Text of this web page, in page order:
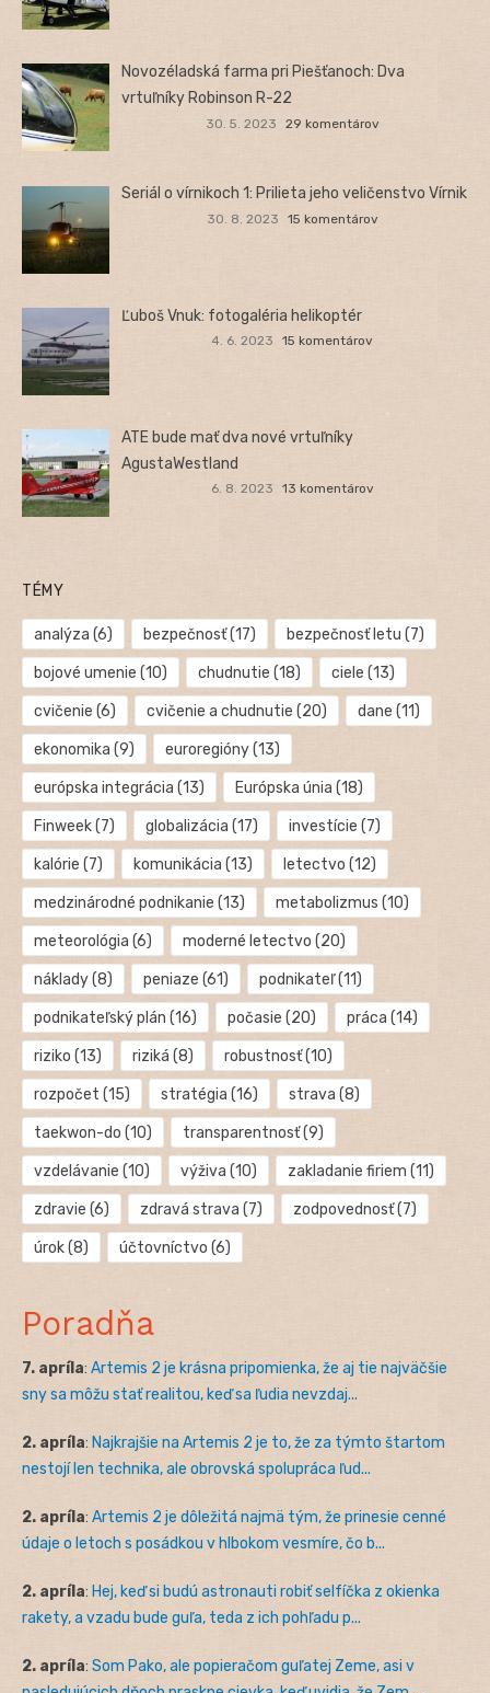
Novozéladská farma pri Piešťanoch: Dva
vrtuľníky Robinson R-22
30. 5. 2023 29 komentárov
Seriál o vírnikoch 1: Prilieta jeho veličenstvo Vírnik
30. 8. 2023 15 komentárov
Ľuboš Vnuk: fotogaléria helikoptér
4. 6. 2023 15 komentárov
ATE bude mať dva nové vrtuľníky
AgustaWestland
6. 8. 2023 13 komentárov
TÉMY
analýza (6) bezpečnosť(17) bezpečnosť letu (7)
bojové umenie (10) chudnutie (18) ciele (13)
cvičenie (6) cvičenie a chudnutie (20) dane (11)
ekonomika (9) euroregióny(13)
európska integrácia (13) Európska únia (18)
Finweek(7) globalizácia (17) investície (7)
kalórie (7) komunikácia (13) letectvo (12)
medzinárodné podnikanie (13) metabolizmus (10)
meteorológia (6) moderné letectvo (20)
náklady(8) peniaze (61) podnikateľ(11)
podnikateľský plán (16) počasie (20) práca (14)
riziko (13) riziká (8) robustnosť(10)
rozpočet (15) stratégia (16) strava (8)
taekwon-do (10) transparentnosť(9)
vzdelávanie (10) výživa (10) zakladanie firiem (11)
zdravie (6) zdravá strava (7) zodpovednosť(7)
úrok(8) účtovníctvo (6)
Poradňa
7. apríla: Artemis 2 je krásna pripomienka, že aj tie najväčšie
sny sa môžu stať realitou, keď sa ľudia nevzdaj...
2. apríla: Najkrajšie na Artemis 2 je to, že za týmto štartom
nestojí len technika, ale obrovská spolupráca ľud...
2. apríla: Artemis 2 je dôležitá najmä tým, že prinesie cenné
údaje o letoch s posádkou v hlbokom vesmíre, čo b...
2. apríla: Hej, keď si budú astronauti robiť selfíčka z okienka
rakety, a vzadu bude guľa, teda z ich pohľadu p...
2. apríla: Som Pako, ale popieračom guľatej Zeme, asi v